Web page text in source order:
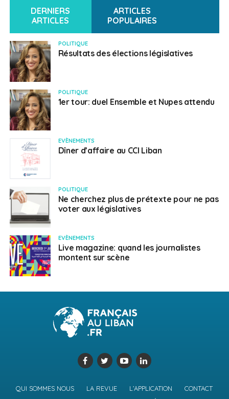
DERNIERS
ARTICLES
ARTICLES
POPULAIRES
POLITIQUE
Résultats des élections législatives
POLITIQUE
1er tour: duel Ensemble et Nupes attendu
EVÈNEMENTS
Dîner d’affaire au CCI Liban
POLITIQUE
Ne cherchez plus de prétexte pour ne pas
voter aux législatives
EVÈNEMENTS
Live magazine: quand les journalistes
montent sur scène
QUI SOMMES NOUS LA REVUE L’APPLICATION
CONTACT